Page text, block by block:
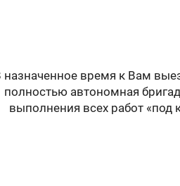
назначенное время к Вам
полностью автономная
выполнения всех работ «под